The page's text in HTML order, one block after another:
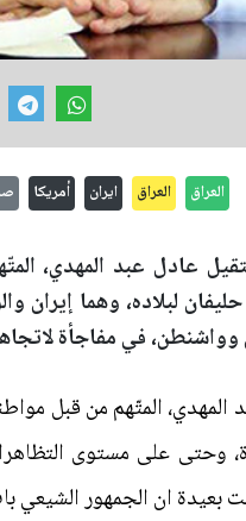
العراق العراق ايران أمريكا
عادل عبد المهدي،
لبلاده، وهما
وواشنطن، في مفاجأة
المتّهم من قبل
وحتى على مستوى
ان الجمهور الشيعي